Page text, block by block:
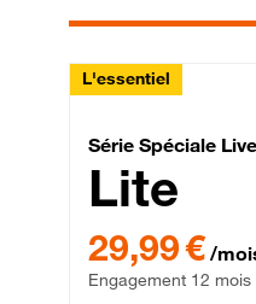
L'essentiel
Série
Série Spéciale
Lite
29,99 € par mois ,
29,99 € /
Engagement 12 mois